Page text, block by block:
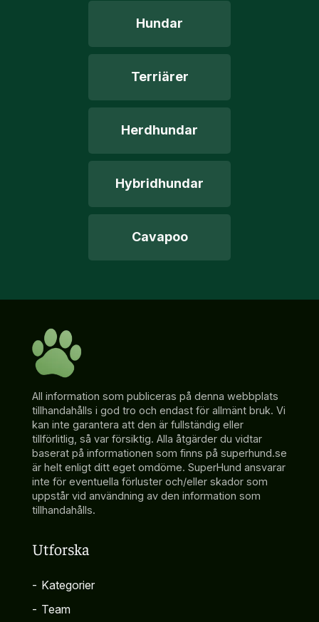
Hundar
Terriärer
Herdhundar
Hybridhundar
Cavapoo
All information som publiceras på denna webbplats
tillhandahålls i god tro och endast för allmänt bruk. Vi
kan inte garantera att den är fullständig eller
tillförlitlig, så var försiktig. Alla åtgärder du vidtar
baserat på informationen som finns på superhund.se
är helt enligt ditt eget omdöme. SuperHund ansvarar
inte för eventuella förluster och/eller skador som
uppstår vid användning av den information som
tillhandahålls.
Utforska
- Kategorier
- Team